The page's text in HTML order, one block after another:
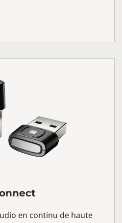
en continu de haute